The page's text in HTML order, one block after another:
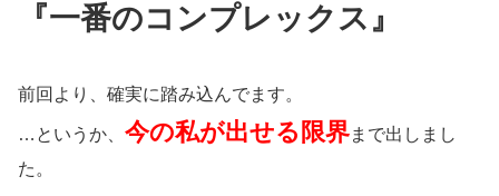
『一番のコンプレックス』
前回より、確実に踏み込んでます。
…というか、 今の私が出せる限界まで出しまし
た。